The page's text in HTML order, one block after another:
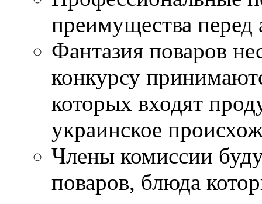
преимущества
Фантазия поваров
конкурсу
которых входят
украинское
Члены комиссии
поваров, блюда